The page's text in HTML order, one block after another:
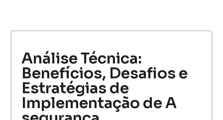
Análise Técnica:
Benefícios, Desafios e
Estratégias de
Implementação de A